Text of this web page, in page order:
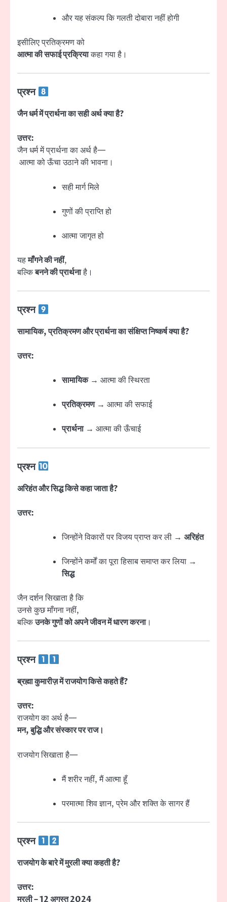
और यह संकल्प कि गलती दोबारा नहीं होगी
इसीलिए प्रतिक्रमण को
आत्मा की सफाई प्रक्रियाकहा गया है।
प्रश्न
जैन धर्म में प्रार्थना का सही अर्थ क्या है?
उत्तर:
जैन धर्म में प्रार्थना का अर्थ है—
आत्मा को ऊँचा उठाने की भावना।
सही मार्ग मिले
गुणों की प्राप्ति हो
आत्मा जागृत हो
यहमाँगने की नहीं,
बल्किबनने की प्रार्थनाहै।
प्रश्न
सामायिक, प्रतिक्रमण और प्रार्थना का संक्षिप्त निष्कर्ष क्या है?
उत्तर:
सामायिक→ आत्मा की स्थिरता
प्रतिक्रमण→ आत्मा की सफाई
प्रार्थना→ आत्मा की ऊँचाई
प्रश्न
अरिहंत और सिद्ध किसे कहा जाता है?
उत्तर:
जिन्होंने विकारों पर विजय प्राप्त कर ली → अरिहंत
जिन्होंने कर्मों का पूरा हिसाब समाप्त कर लिया →
सिद्ध
जैन दर्शन सिखाता है कि
उनसे कुछ माँगना नहीं,
बल्किउनके गुणों को अपने जीवन में धारण करना।
प्रश्न
ब्रह्मा कुमारीज़ में राजयोग किसे कहते हैं?
उत्तर:
राजयोग का अर्थ है—
मन, बुद्धि और संस्कार पर राज।
राजयोग सिखाता है—
मैं शरीर नहीं, मैं आत्मा हूँ
परमात्मा शिव ज्ञान, प्रेम और शक्ति के सागर हैं
प्रश्न
राजयोग के बारे में मुरली क्या कहती है?
उत्तर:
मुरली – 12 अगस्त 2024